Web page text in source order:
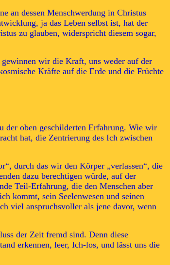
an dessen Menschwerdung in Christus
ja das Leben selbst ist, hat der
zu glauben, widerspricht diesem sogar,
wir die Kraft, uns weder auf der
Kräfte auf die Erde und die Früchte
der oben geschilderten Erfahrung. Wie wir
hat, die Zentrierung des Ich zwischen
durch das wir den Körper „verlassen“, die
dazu berechtigen würde, auf der
Teil-Erfahrung, die den Menschen aber
kommt, sein Seelenwesen und seinen
viel anspruchsvoller als jene davor, wenn
der Zeit fremd sind. Denn diese
erkennen, leer, Ich-los, und lässt uns die